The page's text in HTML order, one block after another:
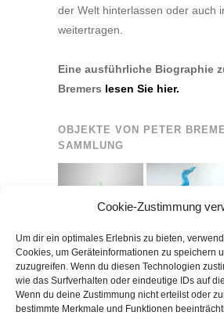
Cookie-Zustimmung
Um dir ein optimales Erlebnis zu bieten,
Cookies, um Geräteinformationen zu speichern
zuzugreifen. Wenn du diesen Technologien
wie das Surfverhalten oder eindeutige IDs auf
Wenn du deine Zustimmung nicht erteilst oder
bestimmte Merkmale und Funktionen
der Welt hinterlassen oder auch
weitertragen.
Eine ausführliche Biographie
Bremers lesen Sie hier.
OBJEKTE VON PETER
SAMMLUNG